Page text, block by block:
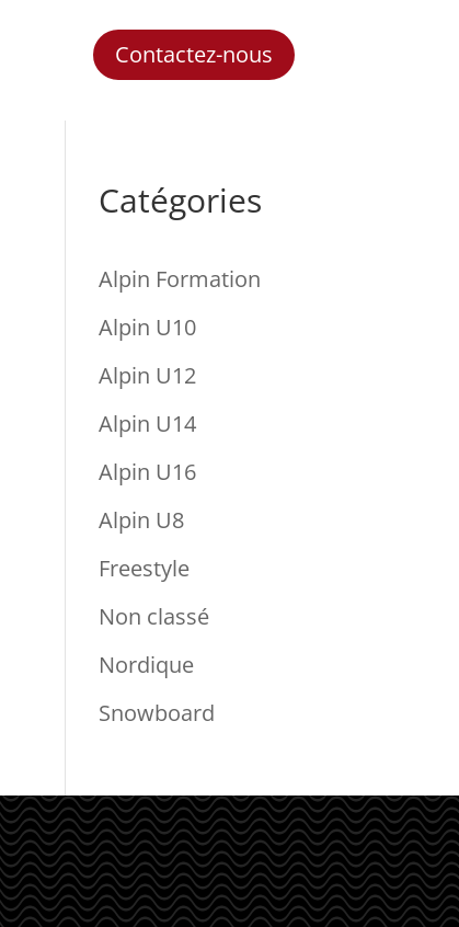
Contactez-nous
Catégories
Alpin Formation
Alpin U10
Alpin U12
Alpin U14
Alpin U16
Alpin U8
Freestyle
Non classé
Nordique
Snowboard